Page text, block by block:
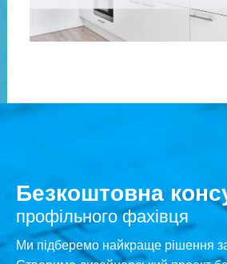
Безкоштовна
профільного фахівця
Ми підберемо найкраще рішення